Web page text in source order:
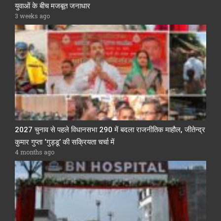
युवाओं के बीच मजबूत जनाधार
3 weeks ago
2027 चुनाव से पहले विधानसभा 290 में बदला राजनीतिक माहौल, जीतेन्द्र
कुमार गुप्ता ‘गुड्डू’ की सक्रियता चर्चा में
4 months ago